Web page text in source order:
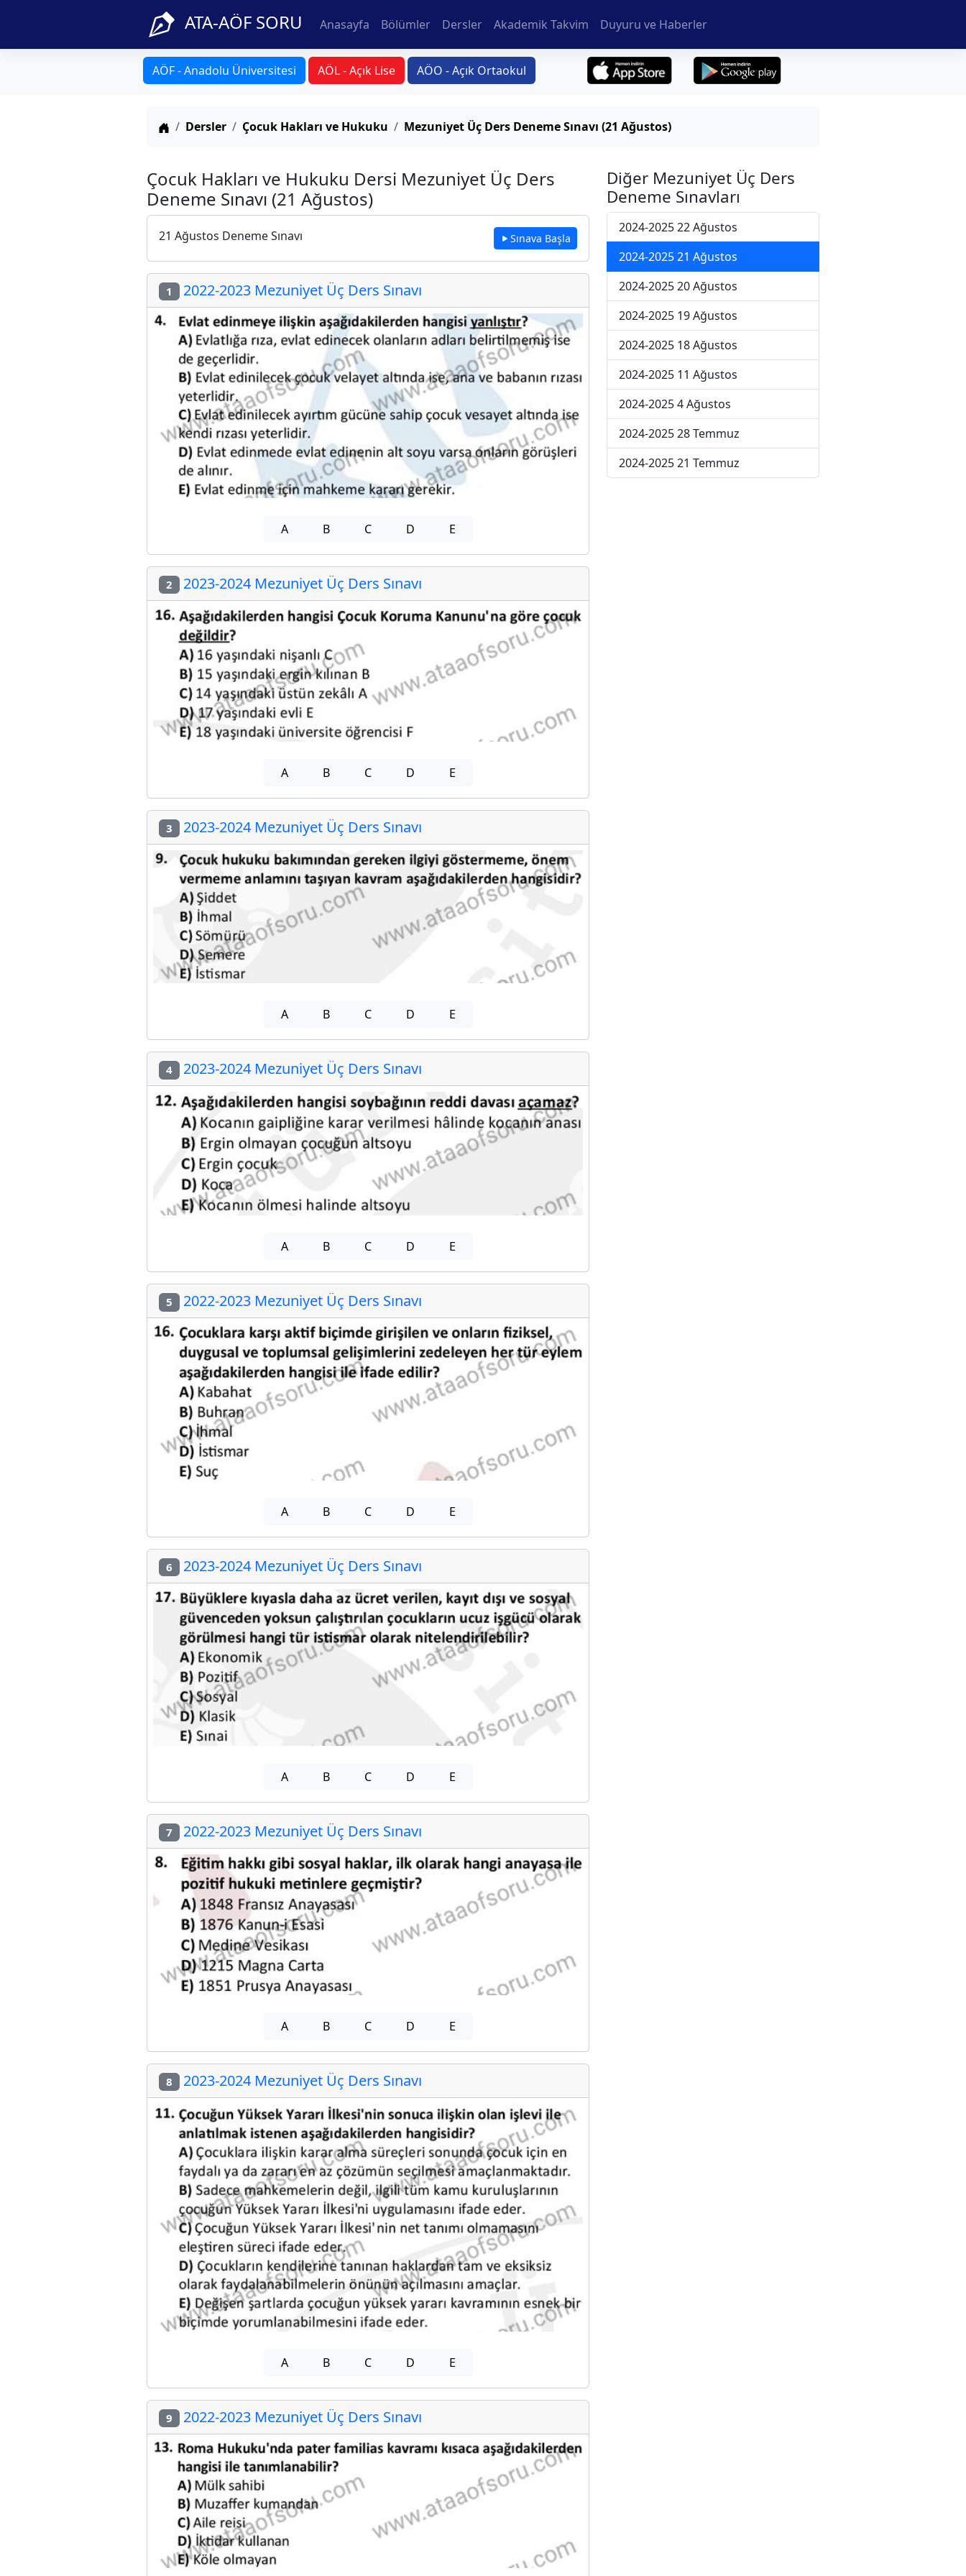
ATA-AÖF SORU Anasayfa Bölümler Dersler Akademik Takvim Duyuru ve Haberler
AÖF - Anadolu Üniversitesi AÖL - Açık Lise AÖO - Açık Ortaokul
Anasayfa
Dersler Çocuk Hakları ve Hukuku Mezuniyet Üç Ders Deneme Sınavı (21 Ağustos)
Çocuk Hakları ve Hukuku Dersi Mezuniyet Üç Ders
Deneme Sınavı (21 Ağustos)
21 Ağustos Deneme Sınavı Sınava Başla
1 2022-2023 Mezuniyet Üç Ders Sınavı
A B C D E
2 2023-2024 Mezuniyet Üç Ders Sınavı
A B C D E
3 2023-2024 Mezuniyet Üç Ders Sınavı
A B C D E
4 2023-2024 Mezuniyet Üç Ders Sınavı
A B C D E
5 2022-2023 Mezuniyet Üç Ders Sınavı
A B C D E
6 2023-2024 Mezuniyet Üç Ders Sınavı
A B C D E
7 2022-2023 Mezuniyet Üç Ders Sınavı
A B C D E
8 2023-2024 Mezuniyet Üç Ders Sınavı
A B C D E
9 2022-2023 Mezuniyet Üç Ders Sınavı
Diğer Mezuniyet Üç Ders
Deneme Sınavları
2024-2025 22 Ağustos
2024-2025 21 Ağustos
2024-2025 20 Ağustos
2024-2025 19 Ağustos
2024-2025 18 Ağustos
2024-2025 11 Ağustos
2024-2025 4 Ağustos
2024-2025 28 Temmuz
2024-2025 21 Temmuz